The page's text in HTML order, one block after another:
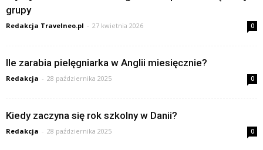
grupy
Redakcja Travelneo.pl - 27 kwietnia 2026 0
Ile zarabia pielęgniarka w Anglii miesięcznie?
Redakcja - 28 października 2025 0
Kiedy zaczyna się rok szkolny w Danii?
Redakcja - 28 października 2025 0